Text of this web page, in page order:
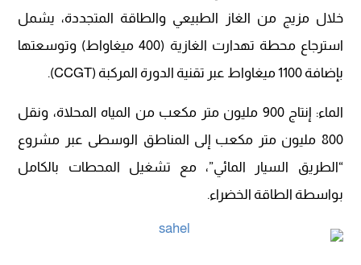
خلال مزيج من الغاز الطبيعي والطاقة المتجددة، يشمل
استرجاع محطة تهدارت الغازية (400 ميغاواط) وتوسعتها
بإضافة 1100 ميغاواط عبر تقنية الدورة المركبة (CCGT).
الماء: إنتاج 900 مليون متر مكعب من المياه المحلاة، ونقل
800 مليون متر مكعب إلى المناطق الوسطى عبر مشروع
“الطريق السيار المائي”، مع تشغيل المحطات بالكامل
بواسطة الطاقة الخضراء.